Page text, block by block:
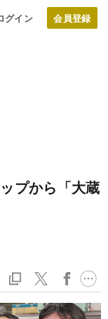
グイン
プから「大蔵